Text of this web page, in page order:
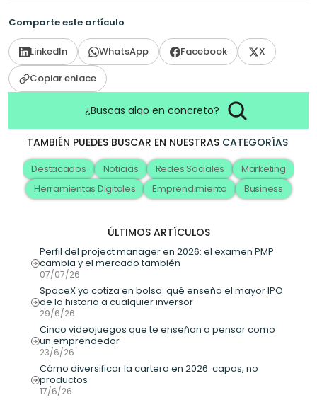
Comparte este artículo
LinkedIn WhatsApp Facebook
X
Copiar enlace
¿Buscas algo en concreto?
TAMBIÉN PUEDES BUSCAR EN NUESTRAS CATEGORÍAS
Destacados Noticias Redes Sociales
Marketing
Herramientas Digitales
Emprendimiento Business
ÚLTIMOS ARTÍCULOS
Perfil del project manager en 2026: el examen PMP
cambia y el mercado también
07/07/26
SpaceX ya cotiza en bolsa: qué enseña el mayor IPO
de la historia a cualquier inversor
29/6/26
Cinco videojuegos que te enseñan a pensar como
un emprendedor
23/6/26
Cómo diversificar la cartera en 2026: capas, no
productos
17/6/26